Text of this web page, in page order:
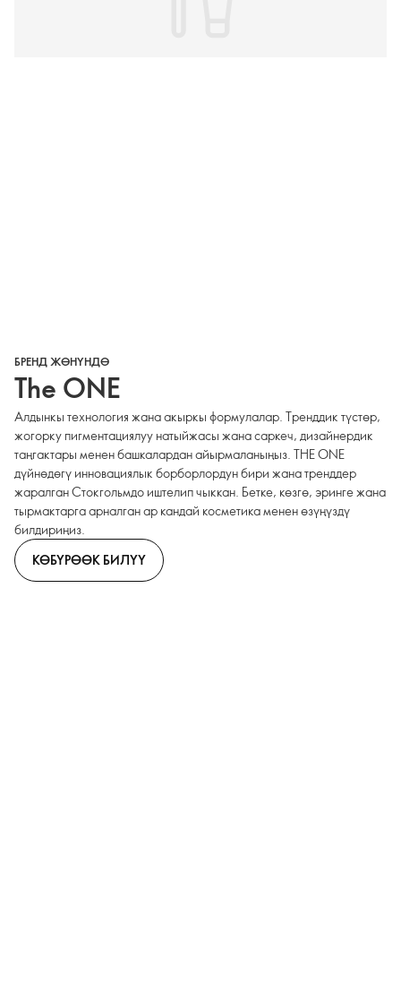
БРЕНД ЖӨНҮНДӨ
The ONE
Алдынкы технология жана акыркы формулалар. Тренддик түстөр,
жогорку пигментациялуу натыйжасы жана саркеч, дизайнердик
таңгактары менен башкалардан айырмаланыңыз. THE ONE
дүйнөдөгү инновациялык борборлордун бири жана тренддер
жаралган Стокгольмдо иштелип чыккан. Бетке, көзгө, эринге жана
тырмактарга арналган ар кандай косметика менен өзүңүздү
билдириңиз.
КӨБҮРӨӨК БИЛҮҮ